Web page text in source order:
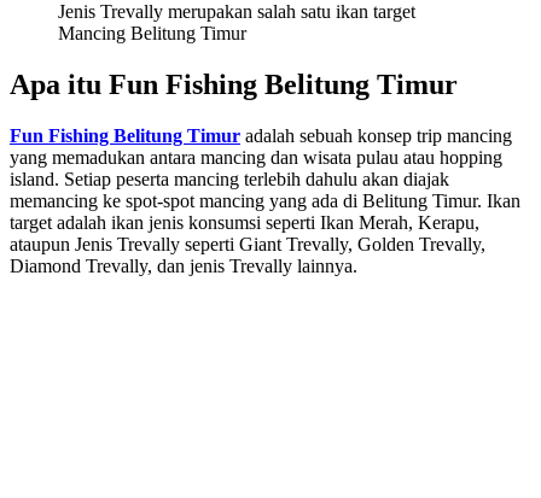
Jenis Trevally merupakan salah satu ikan target
Mancing Belitung Timur
Apa itu Fun Fishing Belitung Timur
Fun Fishing Belitung Timur adalah sebuah konsep trip mancing
yang memadukan antara mancing dan wisata pulau atau hopping
island. Setiap peserta mancing terlebih dahulu akan diajak
memancing ke spot-spot mancing yang ada di Belitung Timur. Ikan
target adalah ikan jenis konsumsi seperti Ikan Merah, Kerapu,
ataupun Jenis Trevally seperti Giant Trevally, Golden Trevally,
Diamond Trevally, dan jenis Trevally lainnya.